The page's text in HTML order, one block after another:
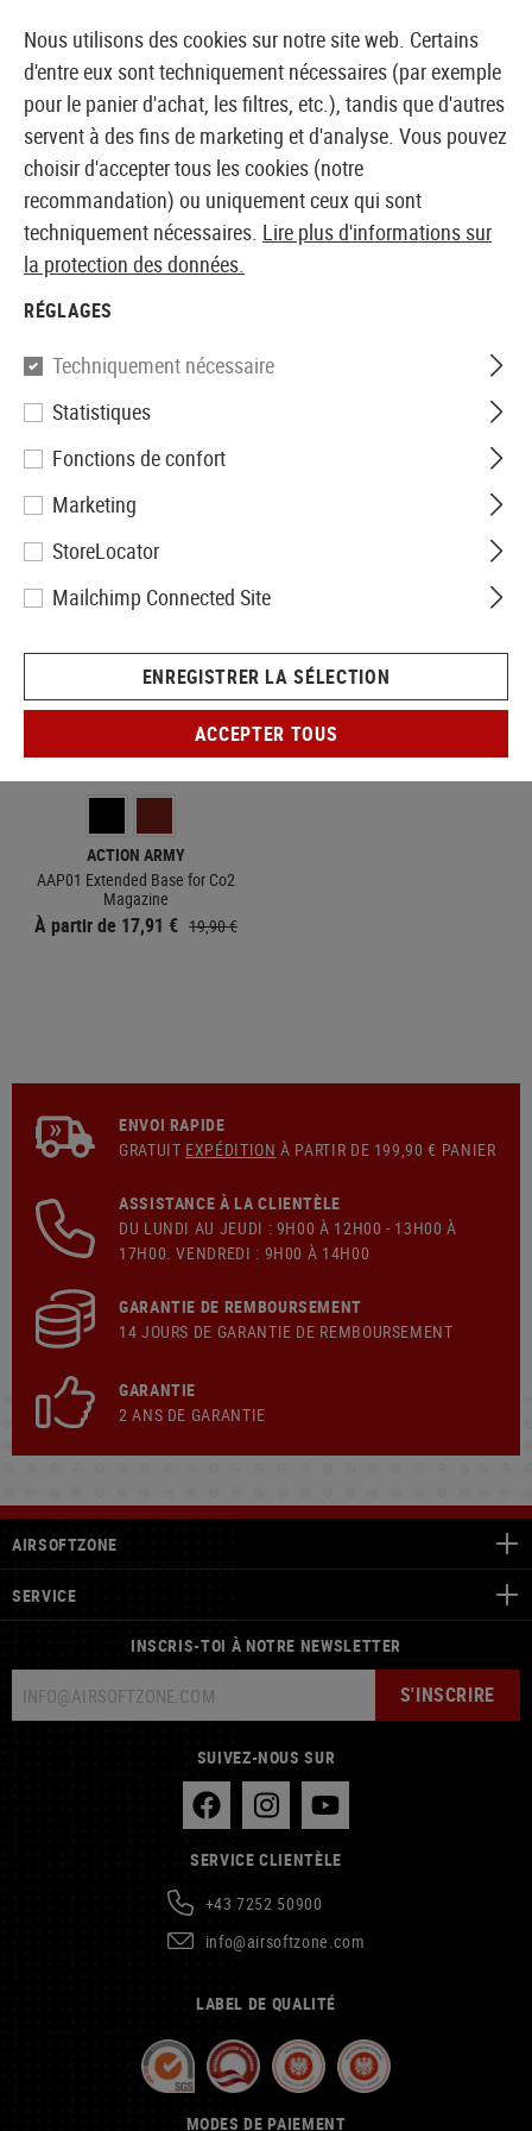
BOUTIQUE ET GROSSISTE EUROPÉEN AIRSOFT
Accueil Tuning et pièces détachées GBB Externe
BASE PLATES
EN STOCK
ACTION ARMY
AAP01 Extended Base for Co2
Magazine
À partir de 17,91 € 19,90 €
ENVOI RAPIDE
GRATUIT EXPÉDITION À PARTIR DE 199,90 € PANIER
ASSISTANCE À LA CLIENTÈLE
DU LUNDI AU JEUDI : 9H00 À 12H00 - 13H00 À
17H00. VENDREDI : 9H00 À 14H00
GARANTIE DE REMBOURSEMENT
14 JOURS DE GARANTIE DE REMBOURSEMENT
GARANTIE
2 ANS DE GARANTIE
AIRSOFTZONE
SERVICE
INSCRIS-TOI À NOTRE NEWSLETTER
S'INSCRIRE
SUIVEZ-NOUS SUR
SERVICE CLIENTÈLE
+43 7252 50900
info@airsoftzone.com
LABEL DE QUALITÉ
MODES DE PAIEMENT
Nous utilisons des cookies sur notre site web. Certains
d'entre eux sont techniquement nécessaires (par exemple
pour le panier d'achat, les filtres, etc.), tandis que d'autres
servent à des fins de marketing et d'analyse. Vous pouvez
choisir d'accepter tous les cookies (notre
recommandation) ou uniquement ceux qui sont
techniquement nécessaires. Lire plus d'informations sur
la protection des données.
RÉGLAGES
Techniquement nécessaire
Statistiques
Fonctions de confort
Marketing
StoreLocator
Mailchimp Connected Site
ENREGISTRER LA SÉLECTION
ACCEPTER TOUS